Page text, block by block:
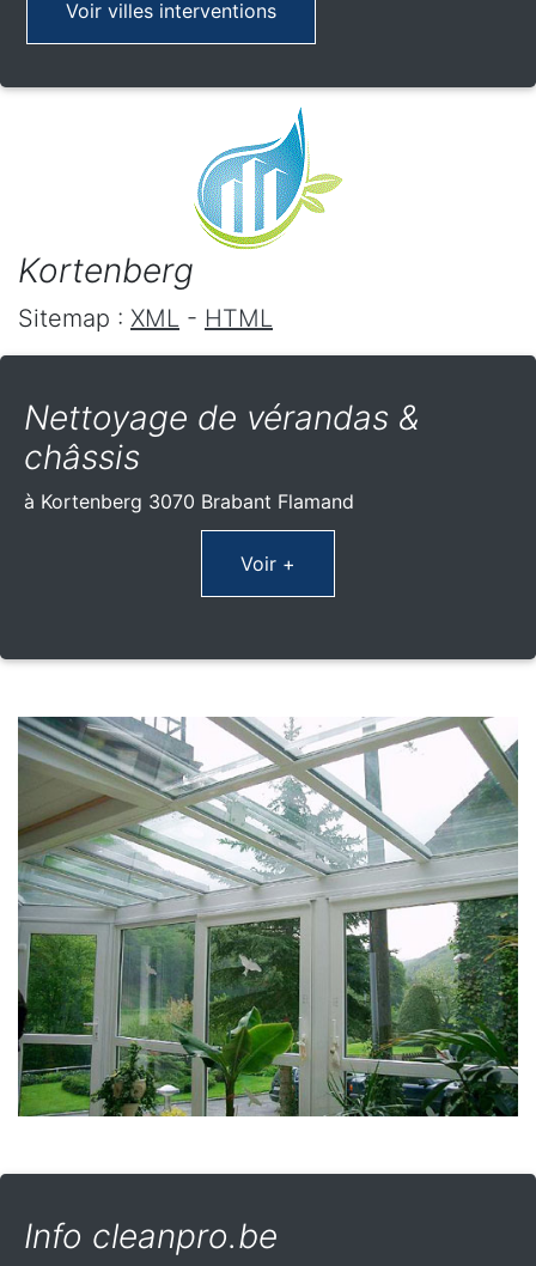
Voir villes interventions
Kortenberg
Sitemap : XML - HTML
Nettoyage de vérandas &
châssis
à Kortenberg 3070 Brabant Flamand
Voir +
Info cleanpro.be